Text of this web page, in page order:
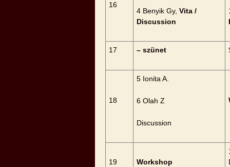
16
4 Benyik Gy, Vita /
Discussion
17 – szünet
18
5 Ionita A.
6 Olah Z
Discussion
19 Workshop